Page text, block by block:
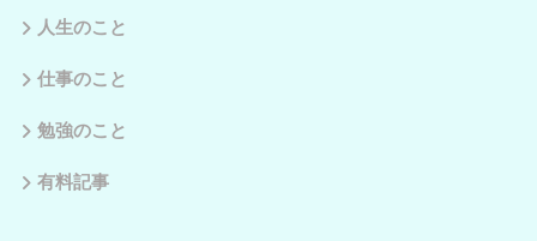
人生のこと
仕事のこと
勉強のこと
有料記事